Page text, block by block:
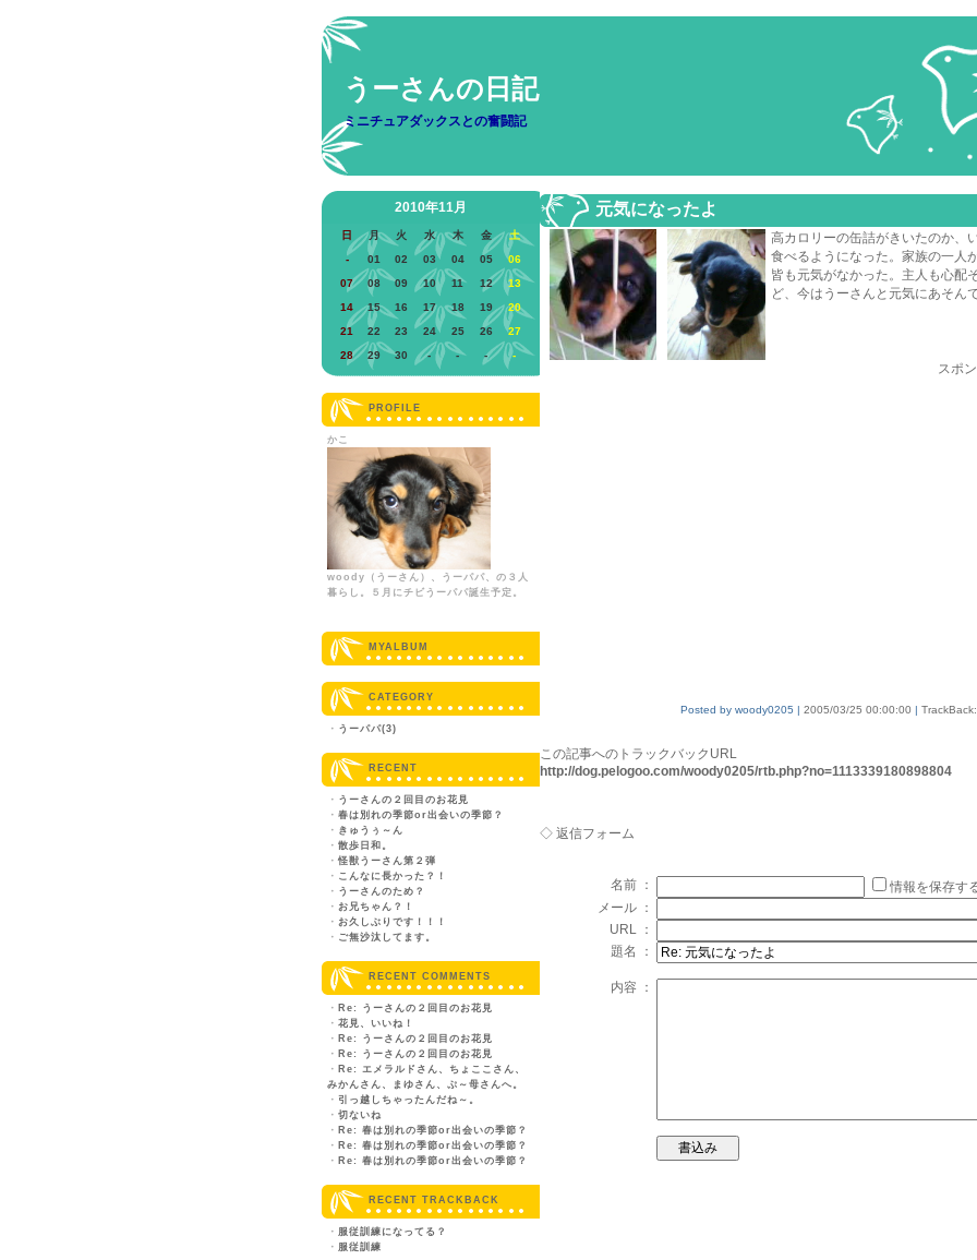
うーさんの日記
ミニチュアダックスとの奮闘記
2010年11月
日 月 火 水 木 金
土
-
01 02 03 04 05
06
07
08 09 10 11 12
13
14
15 16 17 18 19
20
21
22 23 24 25 26
27
28
29 30 - - - -
PROFILE
かこ
woody（うーさん）、うーパパ、の３人
暮らし。５月にチビうーパパ誕生予定。
MYALBUM
CATEGORY
・ うーパパ(3)
RECENT
・ うーさんの２回目のお花見
・ 春は別れの季節or出会いの季節？
・ きゅうぅ～ん
・ 散歩日和。
・ 怪獣うーさん第２弾
・ こんなに長かった？！
・ うーさんのため？
・ お兄ちゃん？！
・ お久しぶりです！！！
・ ご無沙汰してます。
RECENT COMMENTS
・ Re: うーさんの２回目のお花見
・ 花見、いいね！
・ Re: うーさんの２回目のお花見
・ Re: うーさんの２回目のお花見
・ Re: エメラルドさん、ちょここさん、
みかんさん、まゆさん、ぷ～母さんへ。
・ 引っ越しちゃったんだね～。
・ 切ないね
・ Re: 春は別れの季節or出会いの季節？
・ Re: 春は別れの季節or出会いの季節？
・ Re: 春は別れの季節or出会いの季節？
RECENT TRACKBACK
・ 服従訓練になってる？
・ 服従訓練
元気になったよ
高カロリーの缶詰がきいたのか、
食べるようになった。家族の一人
皆も元気がなかった。主人も心配
ど、今はうーさんと元気にあそんで
スポ
Posted by woody0205 | 2005/03/25 00:00:00 |
この記事へのトラックバックURL
http://dog.pelogoo.com/woody0205/rtb.php?no=1113339180898804
◇ 返信フォーム
名前 ：
情報を保存す
メール ：
URL ：
題名 ：
内容 ：